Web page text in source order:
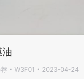
W3F01 2023-04-24